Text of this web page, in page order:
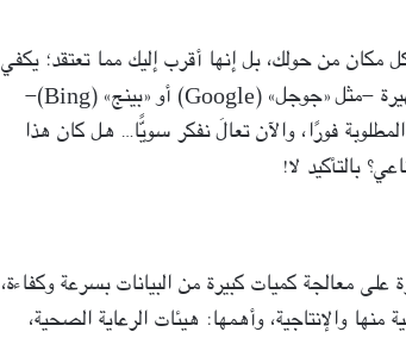
مكان من حولك، بل إنها أقرب إليك مما تعتقد؛ يكفي
أن تكتب جملة ما على نافذة ترجمة أيٍّ من المتصفحات الشهيرة -مثل «جوجل» (Google) أو «بينج» (Bing)-
فورًا، والآن تعالَ نفكر سويًّا… هل كان هذا
بالتأكيد لا!
على معالجة كميات كبيرة من البيانات بسرعة وكفاءة،
والإنتاجية، وأهمها: هيئات الرعاية الصحية،